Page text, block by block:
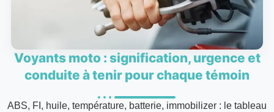
Voyants moto : signification, urgence et
conduite à tenir pour chaque témoin
ABS, FI, huile, température, batterie, immobilizer : le tableau